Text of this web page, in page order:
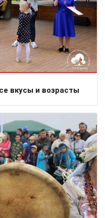
вкусы и возрасты